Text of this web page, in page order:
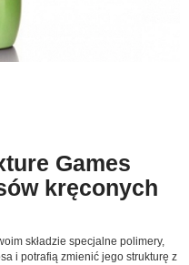
Games
kręconych
składzie specjalne polimery,
i potrafią zmienić jego strukturę z